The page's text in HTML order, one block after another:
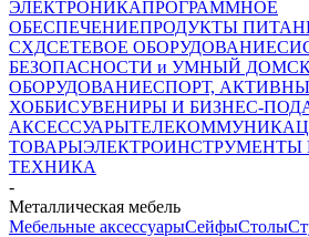
ЭЛЕКТРОНИКАПРОГРАММНОЕ
ОБЕСПЕЧЕНИЕПРОДУКТЫ
СХДСЕТЕВОЕ ОБОРУДОВАНИЕ
БЕЗОПАСНОСТИ и УМНЫЙ ДОМ
ОБОРУДОВАНИЕСПОРТ,
ХОББИСУВЕНИРЫ И БИЗНЕС-
АКСЕССУАРЫ
ТОВАРЫЭЛЕКТРОИНСТРУМЕНТЫ
ТЕХНИКА
-
Металлическая мебель
Мебельные аксессуарыСейфыСтолы